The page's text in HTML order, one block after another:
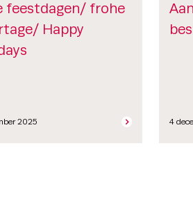
feestdagen/ frohe
Happy
2025 4